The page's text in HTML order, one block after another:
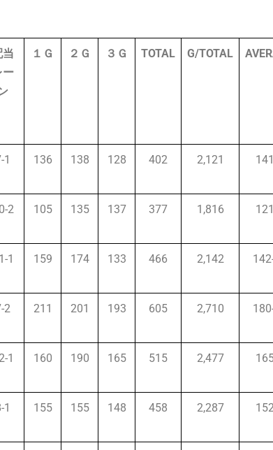
当
ー
１Ｇ ２Ｇ ３Ｇ TOTAL G/TOTAL
1 136 138 128 402 2,121
2 105 135 137 377 1,816
1 159 174 133 466 2,142
2 211 201 193 605 2,710
1 160 190 165 515 2,477
1 155 155 148 458 2,287